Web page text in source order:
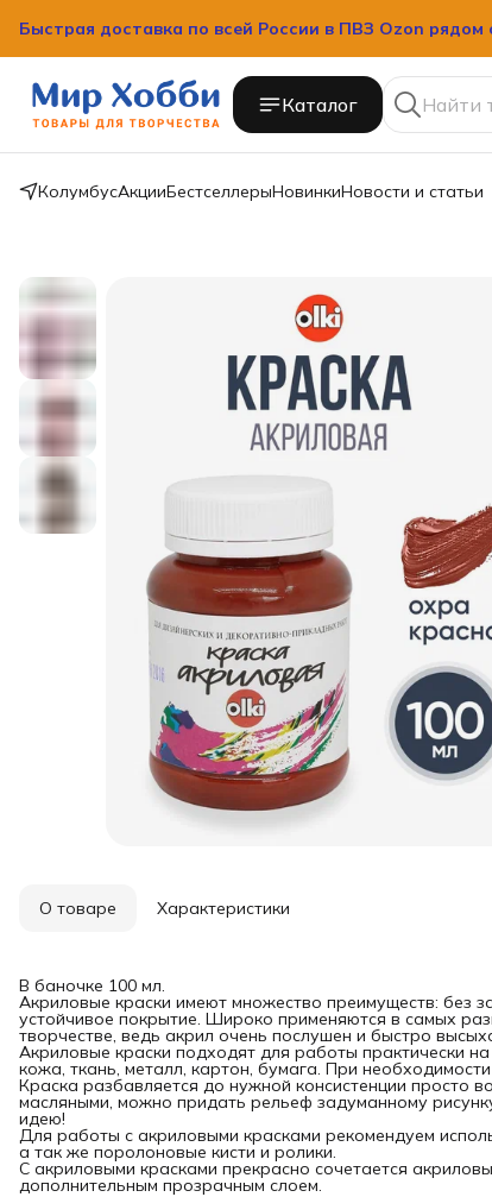
Каталог
КолумбусАкцииБестселлерыНовинкиНовости и статьи
О товаре Характеристики
В баночке 100 мл.
Акриловые краски имеют множество преимуществ: без
устойчивое покрытие. Широко применяются в самых
творчестве, ведь акрил очень послушен и быстро
Акриловые краски подходят для работы практически
кожа, ткань, металл, картон, бумага. При
Краска разбавляется до нужной консистенции просто
масляными, можно придать рельеф задуманному
идею!
Для работы с акриловыми красками рекомендуем
а так же поролоновые кисти и ролики.
С акриловыми красками прекрасно сочетается
дополнительным прозрачным слоем.